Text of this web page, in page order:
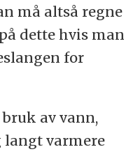
må altså regne
dette hvis man
for
av vann,
langt varmere